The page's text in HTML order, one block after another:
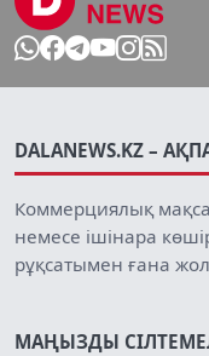
DALANEWS.KZ –
Коммерциялық
немесе ішінара
рұқсатымен ғана жол
МАҢЫЗДЫ